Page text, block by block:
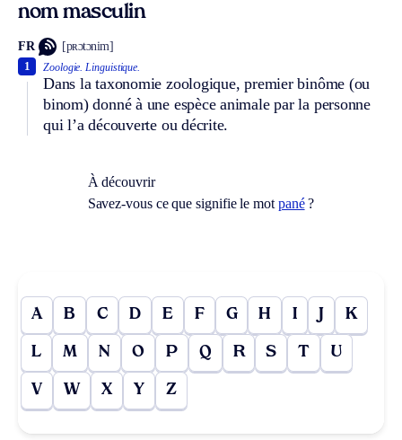
nom masculin
FR [pʀɔtɔnim]
Zoologie. Linguistique.
Dans la taxonomie zoologique, premier binôme (ou
binom) donné à une espèce animale par la personne
qui l’a découverte ou décrite.
1
À découvrir
Savez-vous ce que signifie le mot pané?
A B C D E F G H I J K
L M N O P Q R S T U
V W X Y Z